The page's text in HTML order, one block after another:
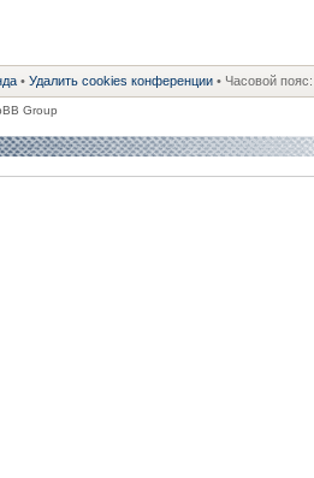
• Удалить cookies конференции • Часовой
Group